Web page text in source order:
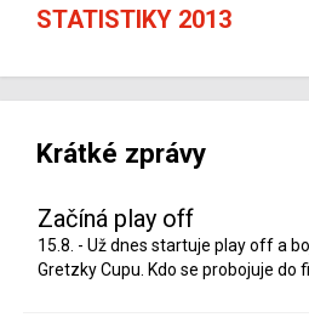
STATISTIKY 2013
Krátké zprávy
Začíná play off
15.8. - Už dnes startuje play off a
Gretzky Cupu. Kdo se probojuje do